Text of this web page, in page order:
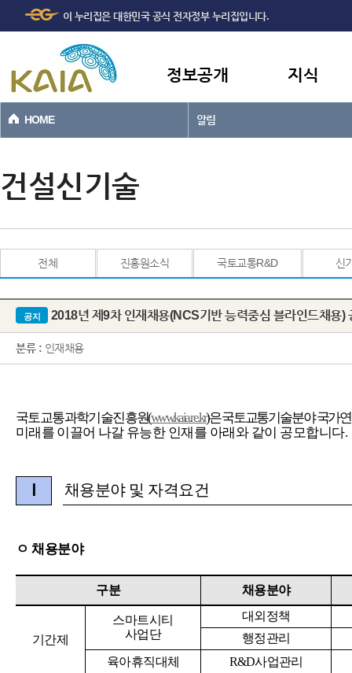
본문바로가기
이 누리집은 대한민국 공식 전자정부 누리집입니다.
정보공개 지식
HOME 알림
건설신기술
전체 진흥원소식 국토교통R&D 신
공지 2018년 제9차 인재채용(NCS기반 능력중심 블라인드채용)
분류 : 인재채용
국토교통과학기술진흥원(www.kaia.re.kr)은국토교통기술분야국가
미래를 이끌어 나갈 유능한 인재를 아래와 같이 공모합니다.
채용분야 및 자격요건
ㅇ 채용분야
구분 채용분야
기간제
스마트시티
사업단
대외정책
행정관리
육아휴직대체
R&D사업관리